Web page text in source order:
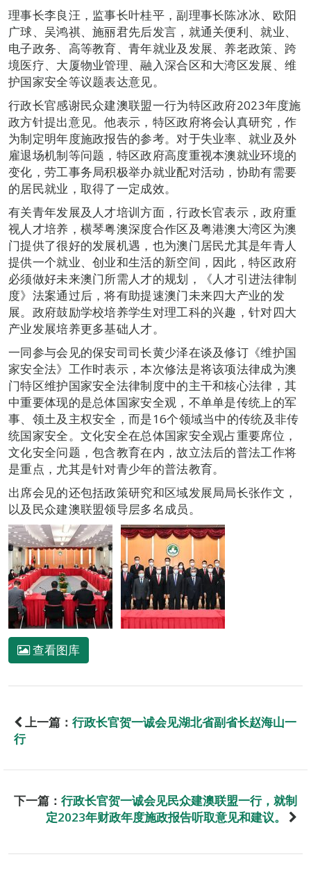
理事长李良汪，监事长叶桂平，副理事长陈冰冰、欧阳
广球、吴鸿祺、施丽君先后发言，就通关便利、就业、
电子政务、高等教育、青年就业及发展、养老政策、跨
境医疗、大厦物业管理、融入深合区和大湾区发展、维
护国家安全等议题表达意见。
行政长官感谢民众建澳联盟一行为特区政府2023年度施
政方针提出意见。他表示，特区政府将会认真研究，作
为制定明年度施政报告的参考。对于失业率、就业及外
雇退场机制等问题，特区政府高度重视本澳就业环境的
变化，劳工事务局积极举办就业配对活动，协助有需要
的居民就业，取得了一定成效。
有关青年发展及人才培训方面，行政长官表示，政府重
视人才培养，横琴粤澳深度合作区及粤港澳大湾区为澳
门提供了很好的发展机遇，也为澳门居民尤其是年青人
提供一个就业、创业和生活的新空间，因此，特区政府
必须做好未来澳门所需人才的规划，《人才引进法律制
度》法案通过后，将有助提速澳门未来四大产业的发
展。政府鼓励学校培养学生对理工科的兴趣，针对四大
产业发展培养更多基础人才。
一同参与会见的保安司司长黄少泽在谈及修订《维护国
家安全法》工作时表示，本次修法是将该项法律成为澳
门特区维护国家安全法律制度中的主干和核心法律，其
中重要体现的是总体国家安全观，不单单是传统上的军
事、领土及主权安全，而是16个领域当中的传统及非传
统国家安全。文化安全在总体国家安全观占重要席位，
文化安全问题，包含教育在内，故立法后的普法工作将
是重点，尤其是针对青少年的普法教育。
出席会见的还包括政策研究和区域发展局局长张作文，
以及民众建澳联盟领导层多名成员。
查看图库
上一篇： 行政长官贺一诚会见湖北省副省长赵海山一
行
下一篇： 行政长官贺一诚会见民众建澳联盟一行，就制
定2023年财政年度施政报告听取意见和建议。